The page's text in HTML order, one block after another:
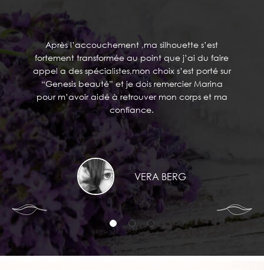
Après l’accouchement ,ma silhouette s’est
fortement transformée au point que j’ai du faire
appel a des spécialistes,mon choix s’est porté sur
“Genesis beauté” et je dois remercier Marina
pour m’avoir aidé à retrouver mon corps et ma
confiance.
VERA BERG